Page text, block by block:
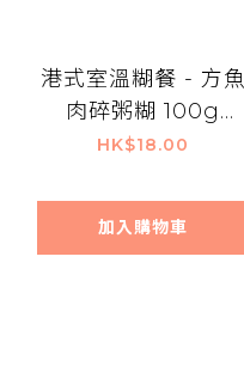
港式室溫糊餐 - 方魚
肉碎粥糊 100g
(IDDSI Lv 4)
HK$18.00
加入購物車